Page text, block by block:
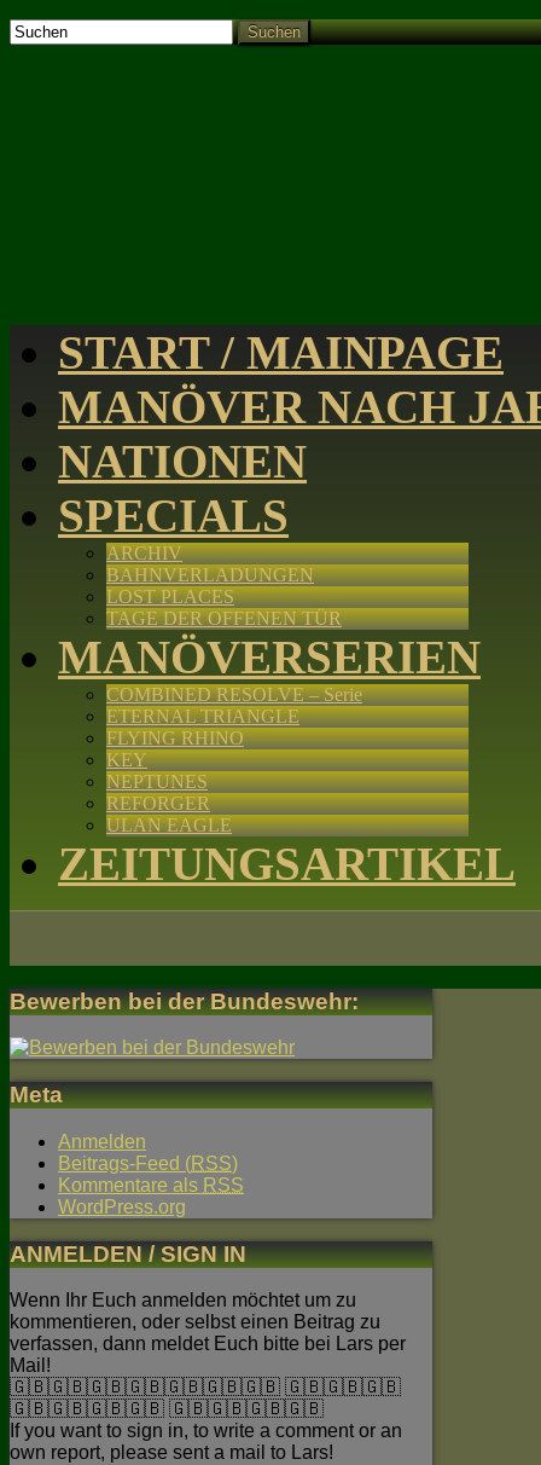
Suchen
START / MAINPAGE
MANÖVER NACH
NATIONEN
SPECIALS
ARCHIV
BAHNVERLADUNGEN
LOST PLACES
TAGE DER OFFENEN TÜR
MANÖVERSERIEN
COMBINED RESOLVE – Serie
ETERNAL TRIANGLE
FLYING RHINO
KEY
NEPTUNES
REFORGER
ULAN EAGLE
ZEITUNGSARTIKEL
Bewerben bei der Bundeswehr:
Meta
Anmelden
Beitrags-Feed (RSS)
Kommentare als RSS
WordPress.org
ANMELDEN / SIGN IN
Wenn Ihr Euch anmelden möchtet um zu
kommentieren, oder selbst einen Beitrag zu
verfassen, dann meldet Euch bitte bei Lars per
Mail!
🇬🇧🇬🇧🇬🇧🇬🇧🇬🇧🇬🇧🇬🇧 🇬🇧🇬🇧🇬🇧
🇬🇧🇬🇧🇬🇧🇬🇧 🇬🇧🇬🇧🇬🇧🇬🇧
If you want to sign in, to write a comment or an
own report, please sent a mail to Lars!